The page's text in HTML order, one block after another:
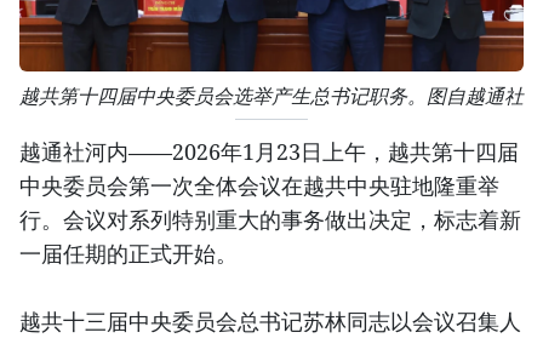
越共第十四届中央委员会选举产生总书记职务。图自越通社
越通社河内——2026年1月23日上午，越共第十四届
中央委员会第一次全体会议在越共中央驻地隆重举
行。会议对系列特别重大的事务做出决定，标志着新
一届任期的正式开始。
越共十三届中央委员会总书记苏林同志以会议召集人